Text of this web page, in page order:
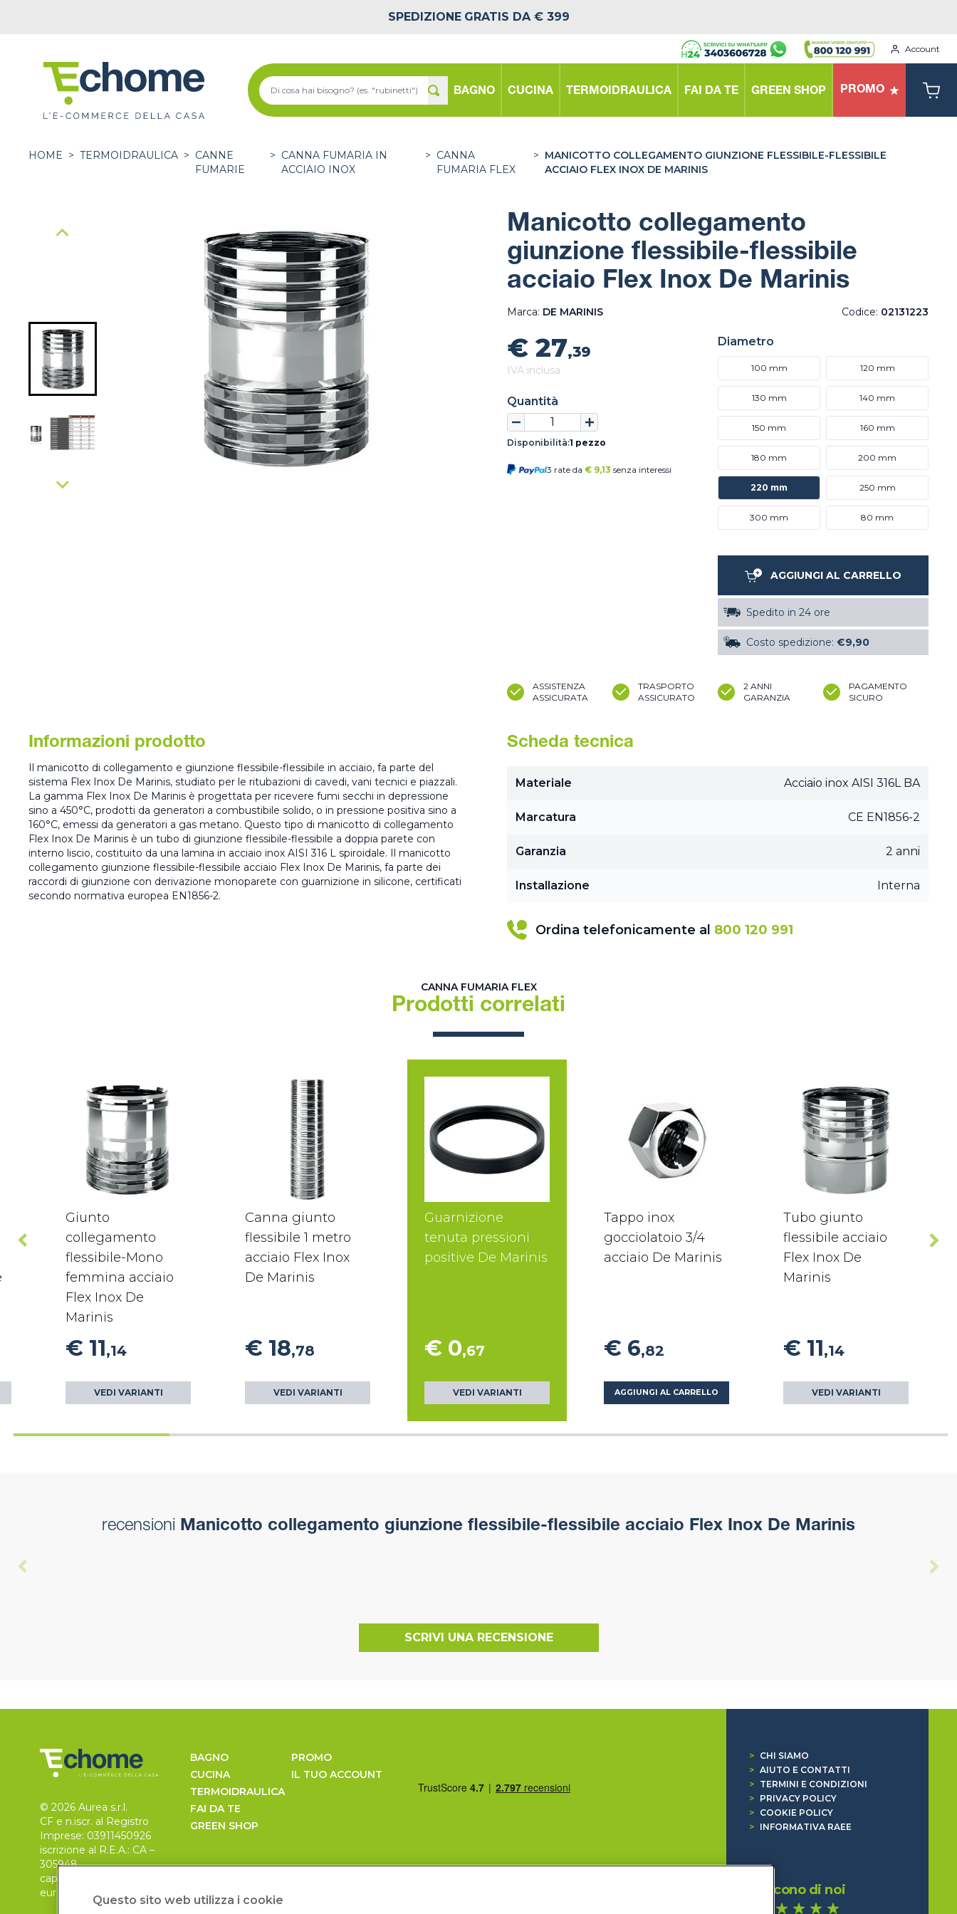
SPEDIZIONE GRATIS DA € 399
Account
BAGNO CUCINA TERMOIDRAULICA FAI DA TE GREEN SHOP PROMO
HOME > TERMOIDRAULICA > CANNE
FUMARIE
> CANNA FUMARIA IN
ACCIAIO INOX
> CANNA
FUMARIA FLEX
> MANICOTTO COLLEGAMENTO GIUNZIONE FLESSIBILE-FLESSIBILE
ACCIAIO FLEX INOX DE MARINIS
Manicotto collegamento
giunzione flessibile-flessibile
acciaio Flex Inox De Marinis
Marca: DE MARINIS Codice: 02131223
€ 27,39
IVA inclusa
Quantità
Disponibilità:1 pezzo
3 rate da € 9,13 senza interessi
Diametro
100 mm 120 mm
130 mm 140 mm
150 mm 160 mm
180 mm 200 mm
220 mm 250 mm
300 mm 80 mm
AGGIUNGI AL CARRELLO
Spedito in 24 ore
Costo spedizione: €9,90
ASSISTENZA
ASSICURATA
TRASPORTO
ASSICURATO
2 ANNI
GARANZIA
PAGAMENTO
SICURO
Informazioni prodotto
Il manicotto di collegamento e giunzione flessibile-flessibile in acciaio, fa parte del
sistema Flex Inox De Marinis, studiato per le ritubazioni di cavedi, vani tecnici e piazzali.
La gamma Flex Inox De Marinis è progettata per ricevere fumi secchi in depressione
sino a 450°C, prodotti da generatori a combustibile solido, o in pressione positiva sino a
160°C, emessi da generatori a gas metano. Questo tipo di manicotto di collegamento
Flex Inox De Marinis è un tubo di giunzione flessibile-flessibile a doppia parete con
interno liscio, costituito da una lamina in acciaio inox AISI 316 L spiroidale. Il manicotto
collegamento giunzione flessibile-flessibile acciaio Flex Inox De Marinis, fa parte dei
raccordi di giunzione con derivazione monoparete con guarnizione in silicone, certificati
secondo normativa europea EN1856-2.
Scheda tecnica
Materiale Acciaio inox AISI 316L BA
Marcatura CE EN1856-2
Garanzia 2 anni
Installazione Interna
Ordina telefonicamente al 800 120 991
CANNA FUMARIA FLEX
Prodotti correlati
Giunto
collegamento
flessibile-Mono
femmina acciaio
Flex Inox De
Marinis
€ 11,14
VEDI VARIANTI
Canna giunto
flessibile 1 metro
acciaio Flex Inox
De Marinis
€ 18,78
VEDI VARIANTI
Guarnizione
tenuta pressioni
positive De Marinis
€ 0,67
VEDI VARIANTI
Tappo inox
gocciolatoio 3/4
acciaio De Marinis
€ 6,82
AGGIUNGI AL CARRELLO
Tubo giunto
flessibile acciaio
Flex Inox De
Marinis
€ 11,14
VEDI VARIANTI
recensioni Manicotto collegamento giunzione flessibile-flessibile acciaio Flex Inox De Marinis
SCRIVI UNA RECENSIONE
© 2026 Aurea s.r.l.
CF e n.iscr. al Registro
Imprese: 03911450926
iscrizione al R.E.A.: CA –
305948
capitale sociale 30.000
euro, i.v.
BAGNO
CUCINA
TERMOIDRAULICA
FAI DA TE
GREEN SHOP
PROMO
IL TUO ACCOUNT
>
CHI SIAMO
> AIUTO E CONTATTI
>
TERMINI E CONDIZIONI
>
PRIVACY POLICY
>
COOKIE POLICY
>
INFORMATIVA RAEE
Dicono di noi
Questo sito web utilizza i cookie